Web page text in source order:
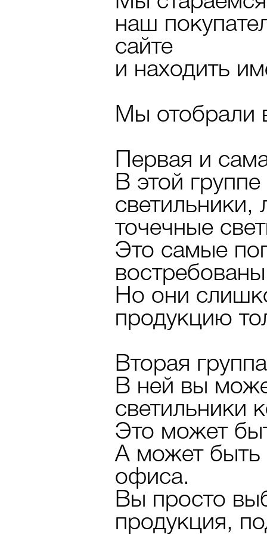
наш
сайте
и находить
Мы отобрали
Первая и
В этой
точечные
Это самые
Но они
продукцию
Вторая
В ней вы
светильники
Это может
А может быть
офиса.
Вы просто
продукция,